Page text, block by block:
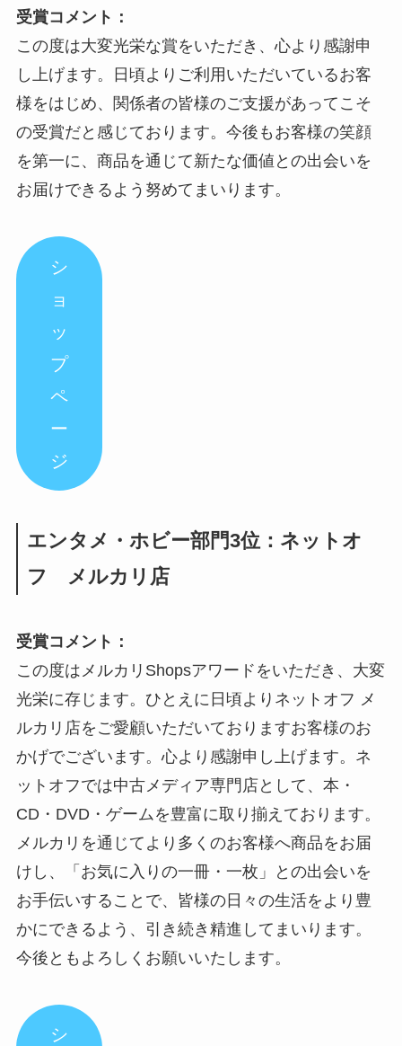
受賞コメント：
この度は大変光栄な賞をいただき、心より感謝申
し上げます。日頃よりご利用いただいているお客
様をはじめ、関係者の皆様のご支援があってこそ
の受賞だと感じております。今後もお客様の笑顔
を第一に、商品を通じて新たな価値との出会いを
お届けできるよう努めてまいります。
シ
ョ
ッ
プ
ペ
ー
ジ
エンタメ・ホビー部門3位：ネットオ
フ メルカリ店
受賞コメント：
この度はメルカリShopsアワードをいただき、大変
光栄に存じます。ひとえに日頃よりネットオフ メ
ルカリ店をご愛顧いただいておりますお客様のお
かげでございます。心より感謝申し上げます。ネ
ットオフでは中古メディア専門店として、本・
CD・DVD・ゲームを豊富に取り揃えております。
メルカリを通じてより多くのお客様へ商品をお届
けし、「お気に入りの一冊・一枚」との出会いを
お手伝いすることで、皆様の日々の生活をより豊
かにできるよう、引き続き精進してまいります。
今後ともよろしくお願いいたします。
シ